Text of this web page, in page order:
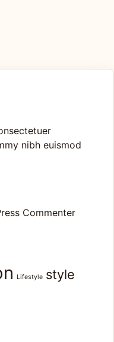
nibh euismod
Commenter
Lifestyle style